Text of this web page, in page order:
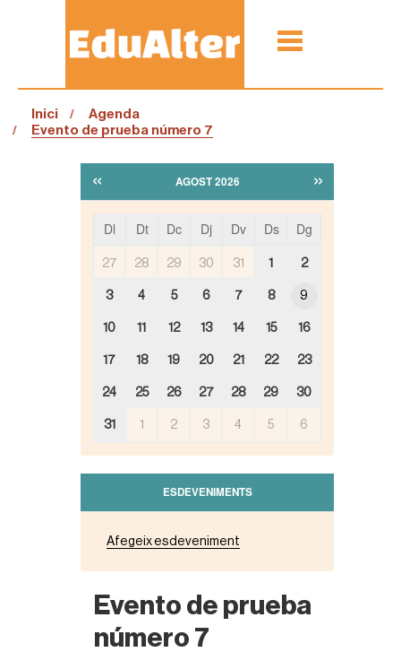
Inici
Agenda
Evento de prueba número 7
« AGOST 2026 »
Dl Dt Dc Dj Dv Ds Dg
27 28 29 30 31 1 2
3 4 5 6 7 8 9
10 11 12 13 14 15 16
17 18 19 20 21 22 23
24 25 26 27 28 29 30
31 1 2 3 4 5 6
ESDEVENIMENTS
Afegeix esdeveniment
Evento de prueba
número 7